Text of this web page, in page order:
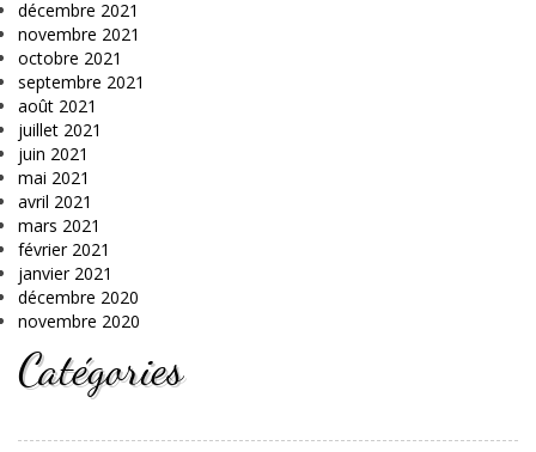
décembre 2021
novembre 2021
octobre 2021
septembre 2021
août 2021
juillet 2021
juin 2021
mai 2021
avril 2021
mars 2021
février 2021
janvier 2021
décembre 2020
novembre 2020
Catégories